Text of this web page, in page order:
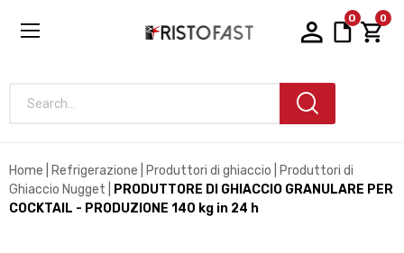
0 0
Search...
Home Refrigerazione Produttori di ghiaccio
Produttori di
Ghiaccio Nugget
PRODUTTORE DI GHIACCIO GRANULARE PER
COCKTAIL - PRODUZIONE 140 kg in 24 h